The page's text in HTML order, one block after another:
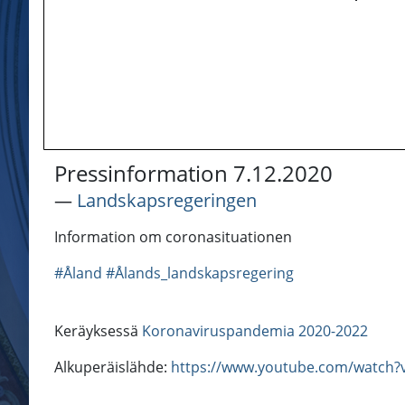
Pressinformation 7.12.2020
― Landskapsregeringen
Information om coronasituationen
#Åland #Ålands_landskapsregering
Keräyksessä Koronaviruspandemia 2020-2022
Alkuperäislähde: https://www.youtube.com/